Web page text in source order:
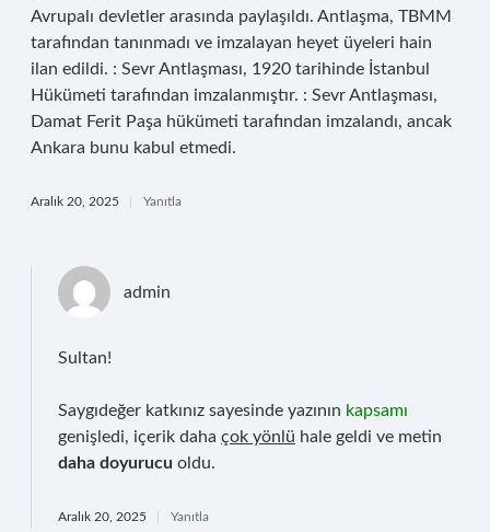
Avrupalı devletler arasında paylaşıldı. Antlaşma, TBMM
tarafından tanınmadı ve imzalayan heyet üyeleri hain
ilan edildi. : Sevr Antlaşması, 1920 tarihinde İstanbul
Hükümeti tarafından imzalanmıştır. : Sevr Antlaşması,
Damat Ferit Paşa hükümeti tarafından imzalandı, ancak
Ankara bunu kabul etmedi.
Aralık 20, 2025 Yanıtla
admin
Sultan!
Saygıdeğer katkınız sayesinde yazının kapsamı
genişledi, içerik daha çok yönlü hale geldi ve metin
daha doyurucu oldu.
Aralık 20, 2025 Yanıtla